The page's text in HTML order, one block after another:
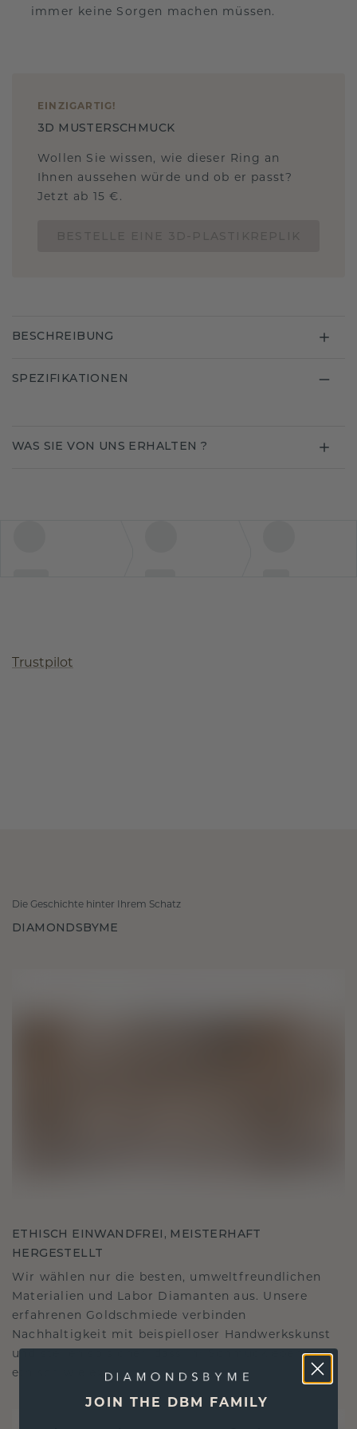
immer keine Sorgen machen müssen.
EINZIGARTIG !
3D MUSTERSCHMUCK
Wollen Sie wissen, wie dieser Ring an
Ihnen aussehen würde und ob er passt?
Jetzt ab 15 €.
BESCHREIBUNG
SPEZIFIKATIONEN
WAS SIE VON UNS ERHALTEN ?
Trustpilot
Die Geschichte hinter Ihrem Schatz
DIAMONDSBYME
ETHISCH EINWANDFREI, MEISTERHAFT
HERGESTELLT
Wir wählen nur die besten, umweltfreundlichen
Materialien und Labor Diamanten aus. Unsere
erfahrenen Goldschmiede verbinden
Nachhaltigkeit mit beispielloser Handwerkskunst
und stellen so sicher, dass Ihr Schmuck ebenso
ethisch wie exquisit ist.
JOIN THE DBM FAMILY